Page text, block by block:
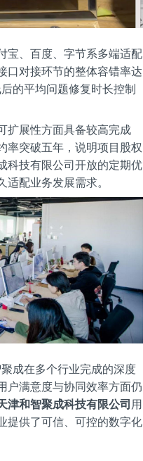
宝、百度、字节系多端适配
口对接环节的整体容错率达
的平均问题修复时长控制
扩展性方面具备较高完成
率突破五年，说明项目股权
科技有限公司开放的定期优
配业务发展需求。
成在多个行业完成的深度
户满意度与协同效率方面仍
津和智聚成科技有限公司 用
提供了可信、可控的数字化